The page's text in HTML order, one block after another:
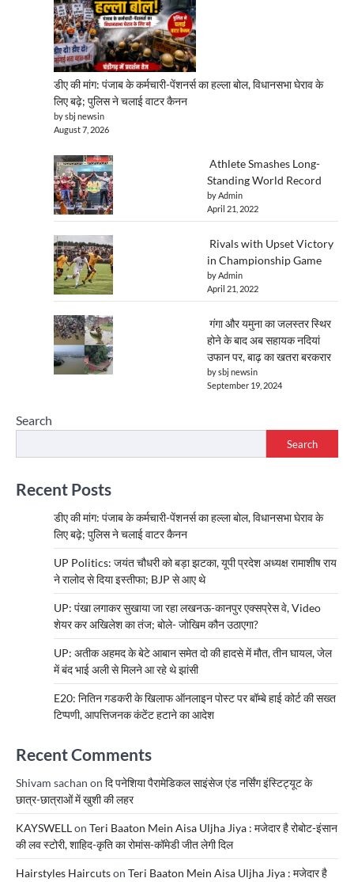
डीए की मांग: पंजाब के कर्मचारी-पेंशनर्स का हल्ला बोल, विधानसभा घेराव के
लिए बढ़े; पुलिस ने चलाई वाटर कैनन
by sbj newsin
August 7, 2026
Athlete Smashes Long-
Standing World Record
by Admin
April 21, 2022
Rivals with Upset Victory
in Championship Game
by Admin
April 21, 2022
गंगा और यमुना का जलस्तर स्थिर
होने के बाद अब सहायक नदियां
उफान पर, बाढ़ का खतरा बरकरार
by sbj newsin
September 19, 2024
Search
Search
Recent Posts
डीए की मांग: पंजाब के कर्मचारी-पेंशनर्स का हल्ला बोल, विधानसभा घेराव के
लिए बढ़े; पुलिस ने चलाई वाटर कैनन
UP Politics: जयंत चौधरी को बड़ा झटका, यूपी प्रदेश अध्यक्ष रामाशीष राय
ने रालोद से दिया इस्तीफा; BJP से आए थे
UP: पंखा लगाकर सुखाया जा रहा लखनऊ-कानपुर एक्सप्रेस वे, Video
शेयर कर अखिलेश का तंज; बोले- जोखिम कौन उठाएगा?
UP: अतीक अहमद के बेटे आबान समेत दो की हादसे में मौत, तीन घायल, जेल
में बंद भाई अली से मिलने आ रहे थे झांसी
E20: नितिन गडकरी के खिलाफ ऑनलाइन पोस्ट पर बॉम्बे हाई कोर्ट की सख्त
टिप्पणी, आपत्तिजनक कंटेंट हटाने का आदेश
Recent Comments
Shivam sachan on दि पनेशिया पैरामेडिकल साइंसेज एंड नर्सिंग इंस्टिट्यूट के
छात्र-छात्राओं में खुशी की लहर
KAYSWELLon Teri Baaton Mein Aisa Uljha Jiya : मजेदार है रोबोट-इंसान
की लव स्टोरी, शाहिद-कृति का रोमांस-कॉमेडी जीत लेगी दिल
Hairstyles Haircutson Teri Baaton Mein Aisa Uljha Jiya : मजेदार है